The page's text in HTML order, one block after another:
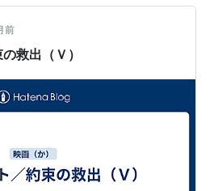
興王朝 関連交易品 参考文献 サ
設 紀元前５世紀、アケメネス朝
セポリ…
前
救出（Ｖ）